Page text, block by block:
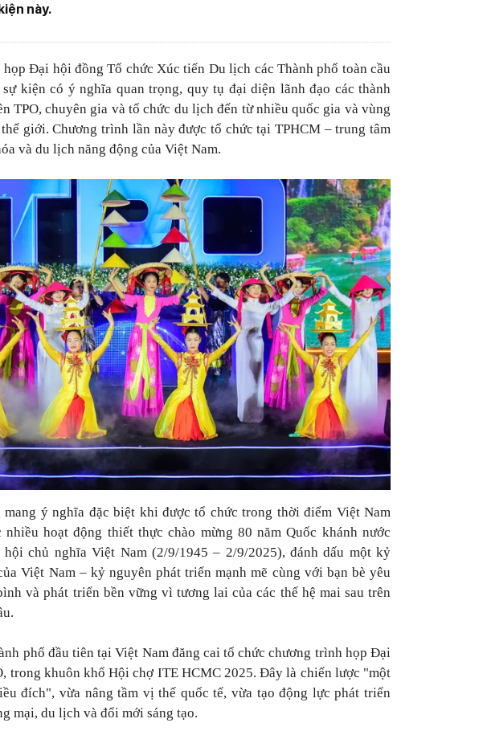
này.
Đại hội đồng Tổ chức Xúc tiến Du lịch các Thành phố toàn cầu
kiện có ý nghĩa quan trọng, quy tụ đại diện lãnh đạo các thành
TPO, chuyên gia và tổ chức du lịch đến từ nhiều quốc gia và vùng
giới. Chương trình lần này được tổ chức tại TPHCM – trung tâm
và du lịch năng động của Việt Nam.
mang ý nghĩa đặc biệt khi được tổ chức trong thời điểm Việt Nam
nhiều hoạt động thiết thực chào mừng 80 năm Quốc khánh nước
hội chủ nghĩa Việt Nam (2/9/1945 – 2/9/2025), đánh dấu một kỷ
Việt Nam – kỷ nguyên phát triển mạnh mẽ cùng với bạn bè yêu
và phát triển bền vững vì tương lai của các thế hệ mai sau trên
phố đầu tiên tại Việt Nam đăng cai tổ chức chương trình họp Đại
trong khuôn khổ Hội chợ ITE HCMC 2025. Đây là chiến lược "một
đích", vừa nâng tầm vị thế quốc tế, vừa tạo động lực phát triển
mại, du lịch và đổi mới sáng tạo.